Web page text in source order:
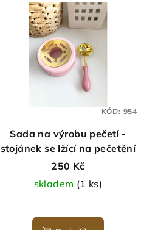
Sada na výrobu pečetí -
stojánek se lžící na pečetění
250 Kč
skladem (1 ks)
hodnocení
KÓD: 954